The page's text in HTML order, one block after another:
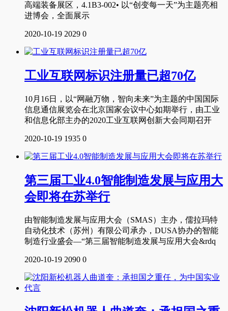
高端装备展区，4.1B3-002• 以“创变每一天”为主题亮相
进博会，全面展示
2020-10-19 2029 0
工业互联网标识注册量已超70亿
10月16日，以“网融万物，智向未来”为主题的中国国际
信息通信展览会在北京国家会议中心如期举行，由工业
和信息化部主办的2020工业互联网创新大会同期召开
2020-10-19 1935 0
第三届工业4.0智能制造发展与应用大
会即将在苏举行
由智能制造发展与应用大会（SMAS）主办，儒拉玛特
自动化技术（苏州）有限公司承办，DUSA协办的智能
制造行业盛会—“第三届智能制造发展与应用大会&rdq
2020-10-19 2090 0